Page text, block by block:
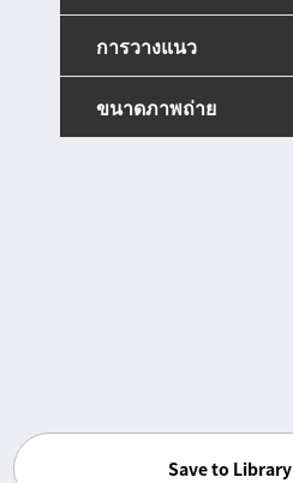
การวางแนว
ขนาดภาพถ่าย
Save to Library